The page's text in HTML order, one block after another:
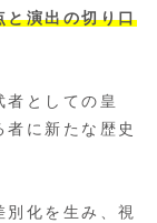
と演出の切り口
としての皇
に新たな歴史
化を生み、視